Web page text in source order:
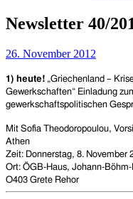
Newsletter 40/
26. November 2012
1) heute! „Griechenland –
Gewerkschaften“ Einladung
gewerkschaftspolitischen
Mit Sofia Theodoropoulou,
Athen
Zeit: Donnerstag, 8. November
Ort: ÖGB-Haus, Johann-
O403 Grete Rehor